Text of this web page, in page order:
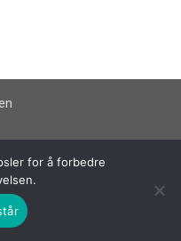
for å forbedre